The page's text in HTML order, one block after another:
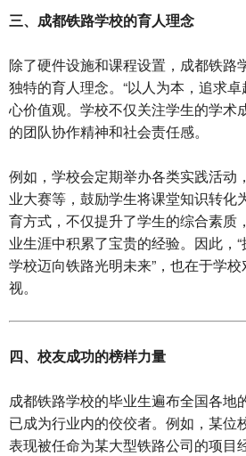
三、成都铁路学校的育人理念
除了硬件设施和课程设置，成都铁路
独特的育人理念。“以人为本，追求
心价值观。学校不仅关注学生的学术
的团队协作精神和社会责任感。
例如，学校会定期举办各类实践活动
业大赛等，鼓励学生将课堂知识转化
育方式，不仅提升了学生的综合素质
业生涯中积累了宝贵的经验。因此，
学校迈向铁路光明未来”，也在于学
视。
四、校友成功的榜样力量
成都铁路学校的毕业生遍布全国各地
已成为行业内的佼佼者。例如，某位
表现被任命为某大型铁路公司的项目